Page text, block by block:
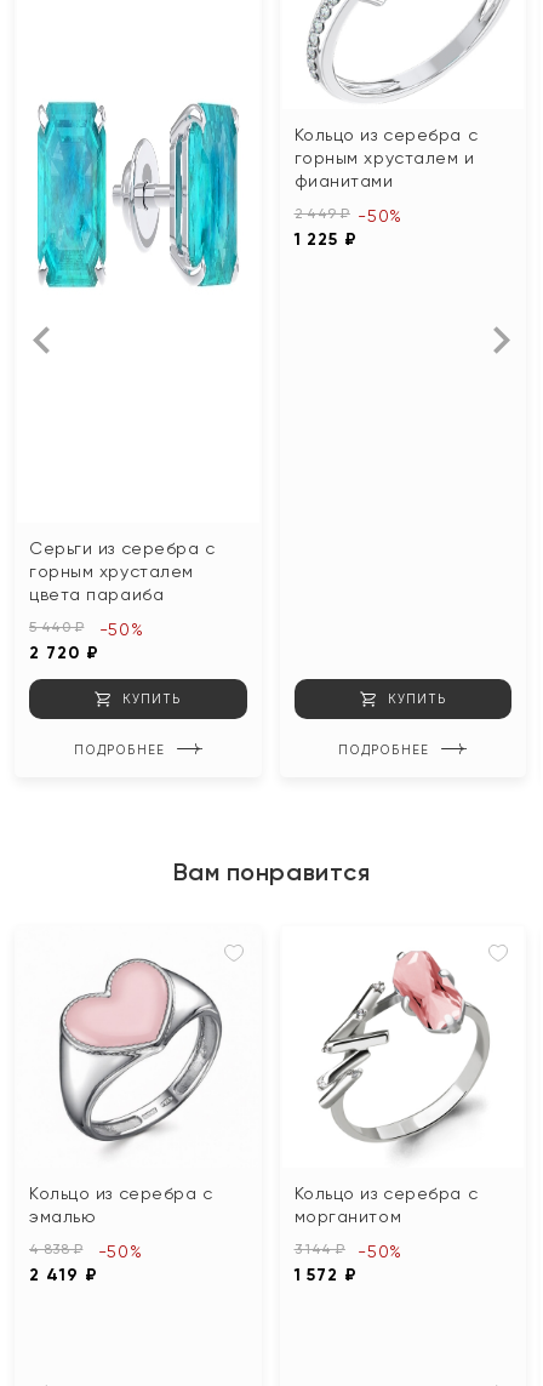
Серьги из серебра с
горным хрусталем
цвета параиба
5 440 ₽
2 720 ₽
-50%
КУПИТЬ
ПОДРОБНЕЕ
Кольцо из серебра с
горным хрусталем и
фианитами
2 449 ₽
1 225 ₽
-50%
КУПИТЬ
ПОДРОБНЕЕ
Вам понравится
Кольцо из серебра с
эмалью
4 838 ₽
2 419 ₽
-50%
Кольцо из серебра с
морганитом
3 144 ₽
1 572 ₽
-50%